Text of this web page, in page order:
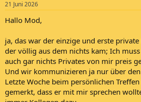
21 Juni 2026
Hallo Mod,
ja, das war der einzige und erste
der völlig aus dem nichts kam; Ich
auch gar nichts Privates von mir preis
Und wir kommunizieren ja nur über
Letzte Woche beim persönlichen
gemerkt, dass er mit mir sprechen